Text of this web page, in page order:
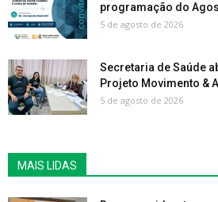
programação do
5 de agosto de 2026
Secretaria de Saúde
Projeto Movimento &
5 de agosto de 2026
MAIS LIDAS